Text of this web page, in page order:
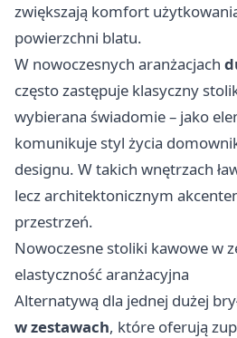
zwiększają komfort
powierzchni blatu.
W nowoczesnych aranżacjach
często zastępuje klasyczny
wybierana świadomie – jako
komunikuje styl życia
designu. W takich wnętrzach
lecz architektonicznym
przestrzeń.
Nowoczesne stoliki kawowe w
elastyczność aranżacyjna
Alternatywą dla jednej dużej
w zestawach, które oferują